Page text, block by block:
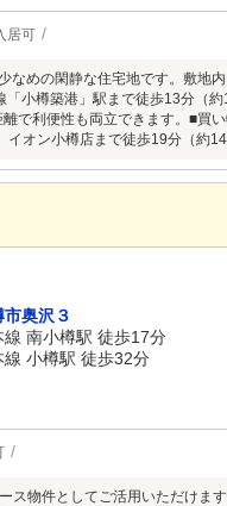
居可
なめの閑静な住宅地です。敷地
小樽築港」駅まで徒歩13分（
で利便性も両立できます。■買
オン小樽店まで徒歩19分（約
奥沢３
線 南小樽駅 徒歩17分
線 小樽駅 徒歩32分
ス物件としてご活用いただけ